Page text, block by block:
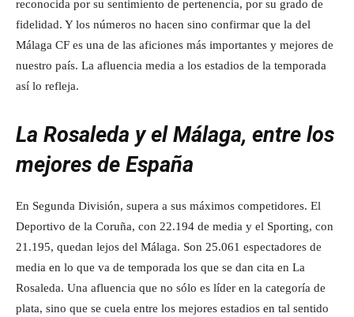
reconocida por su sentimiento de pertenencia, por su grado de
fidelidad. Y los números no hacen sino confirmar que la del
Málaga CF es una de las aficiones más importantes y mejores de
nuestro país. La afluencia media a los estadios de la temporada
así lo refleja.
La Rosaleda y el Málaga, entre los
mejores de España
En Segunda División, supera a sus máximos competidores. El
Deportivo de la Coruña, con 22.194 de media y el Sporting, con
21.195, quedan lejos del Málaga. Son 25.061 espectadores de
media en lo que va de temporada los que se dan cita en La
Rosaleda. Una afluencia que no sólo es líder en la categoría de
plata, sino que se cuela entre los mejores estadios en tal sentido